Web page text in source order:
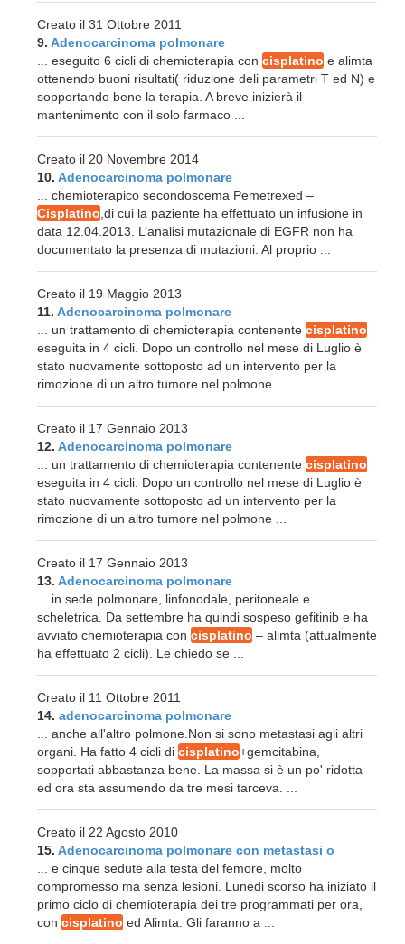
Creato il 31 Ottobre 2011
9. Adenocarcinoma polmonare
... eseguito 6 cicli di chemioterapia con cisplatino e alimta
ottenendo buoni risultati( riduzione deli parametri T ed N) e
sopportando bene la terapia. A breve inizierà il
mantenimento con il solo farmaco ...
Creato il 20 Novembre 2014
10. Adenocarcinoma polmonare
... chemioterapico secondoscema Pemetrexed –
Cisplatino ,di cui la paziente ha effettuato un infusione in
data 12.04.2013. L’analisi mutazionale di EGFR non ha
documentato la presenza di mutazioni. Al proprio ...
Creato il 19 Maggio 2013
11. Adenocarcinoma polmonare
... un trattamento di chemioterapia contenente cisplatino
eseguita in 4 cicli. Dopo un controllo nel mese di Luglio è
stato nuovamente sottoposto ad un intervento per la
rimozione di un altro tumore nel polmone ...
Creato il 17 Gennaio 2013
12. Adenocarcinoma polmonare
... un trattamento di chemioterapia contenente cisplatino
eseguita in 4 cicli. Dopo un controllo nel mese di Luglio è
stato nuovamente sottoposto ad un intervento per la
rimozione di un altro tumore nel polmone ...
Creato il 17 Gennaio 2013
13. Adenocarcinoma polmonare
... in sede polmonare, linfonodale, peritoneale e
scheletrica. Da settembre ha quindi sospeso gefitinib e ha
avviato chemioterapia con cisplatino – alimta (attualmente
ha effettuato 2 cicli). Le chiedo se ...
Creato il 11 Ottobre 2011
14. adenocarcinoma polmonare
... anche all'altro polmone.Non si sono metastasi agli altri
organi. Ha fatto 4 cicli di cisplatino+gemcitabina,
sopportati abbastanza bene. La massa si è un po' ridotta
ed ora sta assumendo da tre mesi tarceva. ...
Creato il 22 Agosto 2010
15. Adenocarcinoma polmonare con metastasi o
... e cinque sedute alla testa del femore, molto
compromesso ma senza lesioni. Lunedi scorso ha iniziato il
primo ciclo di chemioterapia dei tre programmati per ora,
con cisplatino ed Alimta. Gli faranno a ...